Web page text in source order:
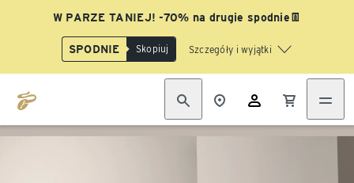
W PARZE TANIEJ! -70% na drugie spodnie👖
SPODNIE Skopiuj Szczegóły i wyjątki